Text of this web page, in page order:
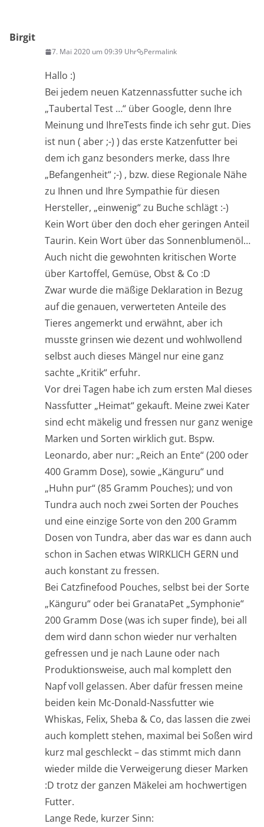
Birgit
7. Mai 2020 um 09:39 Uhr Permalink
Hallo :)
Bei jedem neuen Katzennassfutter suche ich
„Taubertal Test …“ über Google, denn Ihre
Meinung und IhreTests finde ich sehr gut. Dies
ist nun ( aber ;-) ) das erste Katzenfutter bei
dem ich ganz besonders merke, dass Ihre
„Befangenheit“ ;-) , bzw. diese Regionale Nähe
zu Ihnen und Ihre Sympathie für diesen
Hersteller, „einwenig“ zu Buche schlägt :-)
Kein Wort über den doch eher geringen Anteil
Taurin. Kein Wort über das Sonnenblumenöl…
Auch nicht die gewohnten kritischen Worte
über Kartoffel, Gemüse, Obst & Co :D
Zwar wurde die mäßige Deklaration in Bezug
auf die genauen, verwerteten Anteile des
Tieres angemerkt und erwähnt, aber ich
musste grinsen wie dezent und wohlwollend
selbst auch dieses Mängel nur eine ganz
sachte „Kritik“ erfuhr.
Vor drei Tagen habe ich zum ersten Mal dieses
Nassfutter „Heimat“ gekauft. Meine zwei Kater
sind echt mäkelig und fressen nur ganz wenige
Marken und Sorten wirklich gut. Bspw.
Leonardo, aber nur: „Reich an Ente“ (200 oder
400 Gramm Dose), sowie „Känguru“ und
„Huhn pur“ (85 Gramm Pouches); und von
Tundra auch noch zwei Sorten der Pouches
und eine einzige Sorte von den 200 Gramm
Dosen von Tundra, aber das war es dann auch
schon in Sachen etwas WIRKLICH GERN und
auch konstant zu fressen.
Bei Catzfinefood Pouches, selbst bei der Sorte
„Känguru“ oder bei GranataPet „Symphonie“
200 Gramm Dose (was ich super finde), bei all
dem wird dann schon wieder nur verhalten
gefressen und je nach Laune oder nach
Produktionsweise, auch mal komplett den
Napf voll gelassen. Aber dafür fressen meine
beiden kein Mc-Donald-Nassfutter wie
Whiskas, Felix, Sheba & Co, das lassen die zwei
auch komplett stehen, maximal bei Soßen wird
kurz mal geschleckt – das stimmt mich dann
wieder milde die Verweigerung dieser Marken
:D trotz der ganzen Mäkelei am hochwertigen
Futter.
Lange Rede, kurzer Sinn: